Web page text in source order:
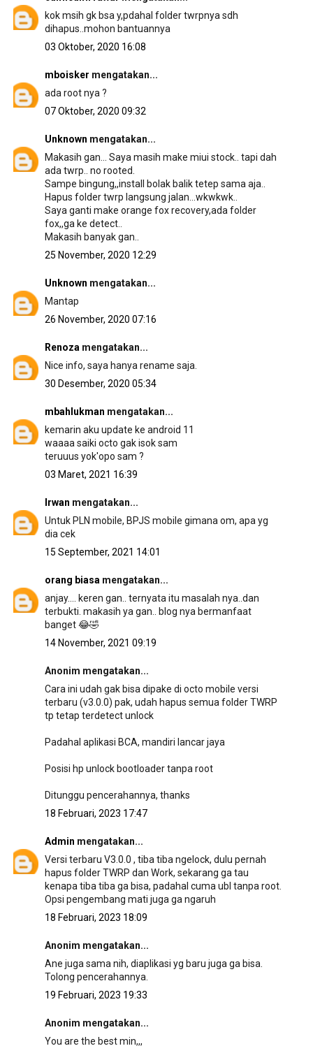
kok msih gk bsa y,pdahal folder twrpnya sdh
dihapus..mohon bantuannya
03 Oktober, 2020 16:08
mboisker mengatakan...
ada root nya ?
07 Oktober, 2020 09:32
Unknown mengatakan...
Makasih gan... Saya masih make miui stock.. tapi dah
ada twrp.. no rooted.
Sampe bingung,,install bolak balik tetep sama aja..
Hapus folder twrp langsung jalan...wkwkwk..
Saya ganti make orange fox recovery,ada folder
fox,,ga ke detect..
Makasih banyak gan..
25 November, 2020 12:29
Unknown mengatakan...
Mantap
26 November, 2020 07:16
Renoza mengatakan...
Nice info, saya hanya rename saja.
30 Desember, 2020 05:34
mbahlukman mengatakan...
kemarin aku update ke android 11
waaaa saiki octo gak isok sam
teruuus yok'opo sam ?
03 Maret, 2021 16:39
Irwan mengatakan...
Untuk PLN mobile, BPJS mobile gimana om, apa yg
dia cek
15 September, 2021 14:01
orang biasa mengatakan...
anjay.... keren gan.. ternyata itu masalah nya..dan
terbukti. makasih ya gan.. blog nya bermanfaat
banget 😂🤣
14 November, 2021 09:19
Anonim mengatakan...
Cara ini udah gak bisa dipake di octo mobile versi
terbaru (v3.0.0) pak, udah hapus semua folder TWRP
tp tetap terdetect unlock
Padahal aplikasi BCA, mandiri lancar jaya
Posisi hp unlock bootloader tanpa root
Ditunggu pencerahannya, thanks
18 Februari, 2023 17:47
Admin mengatakan...
Versi terbaru V3.0.0 , tiba tiba ngelock, dulu pernah
hapus folder TWRP dan Work, sekarang ga tau
kenapa tiba tiba ga bisa, padahal cuma ubl tanpa root.
Opsi pengembang mati juga ga ngaruh
18 Februari, 2023 18:09
Anonim mengatakan...
Ane juga sama nih, diaplikasi yg baru juga ga bisa.
Tolong pencerahannya.
19 Februari, 2023 19:33
Anonim mengatakan...
You are the best min,,,